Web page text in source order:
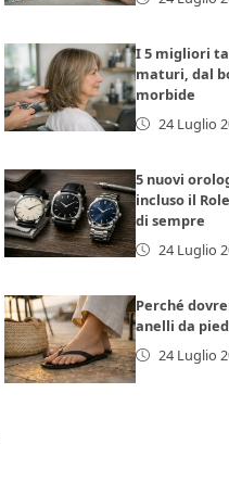
I 5 migliori
maturi, dal
morbide
24 Luglio
5 nuovi
incluso il
di sempre
24 Luglio
Perché
anelli da
24 Luglio